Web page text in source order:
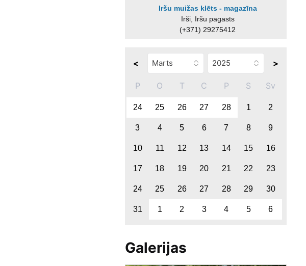
Iršu muižas klēts - magazīna
Irši, Iršu pagasts
(+371) 29275412
< >
P O T C P S Sv
24 25 26 27 28 1 2
3 4 5 6 7 8 9
10 11 12 13 14 15 16
17 18 19 20 21 22 23
24 25 26 27 28 29 30
31 1 2 3 4 5 6
Galerijas